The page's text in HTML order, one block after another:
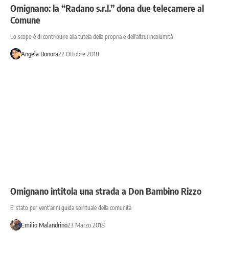
Omignano: la “Radano s.r.l.” dona due telecamere al
Comune
Lo scopo è di contribuire alla tutela della propria e dell'altrui incolumità
Angela Bonora22 Ottobre 2018
Omignano intitola una strada a Don Bambino Rizzo
E' stato per vent'anni guida spirituale della comunità
Emilio Malandrino23 Marzo 2018